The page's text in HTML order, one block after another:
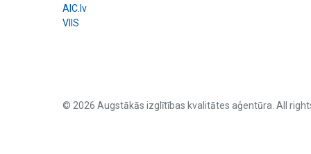
AIC.lv
VIIS
© 2026 Augstākās izglītības kvalitātes aģentūra. All